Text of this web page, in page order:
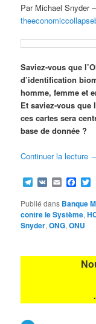
Par Michael Snyder
Saviez-vous que
d’identification
homme, femme et
Et saviez-vous que
ces cartes sera
base de donnée ?
Continuer la lecture
Telegram
VK Email
Publié dans Banque
contre le Système,
Snyder,ONG,ONU